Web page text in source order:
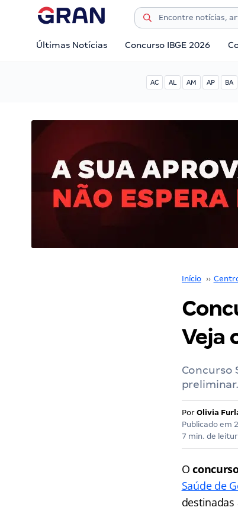
Últimas Notícias Concurso IBGE 2026
AC AL AM AP BA
Início ››
Veja
Concurso
preliminar.
Por Olivia
Publicado em
7 min. de
O
Saúde de